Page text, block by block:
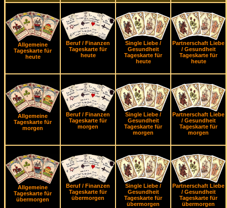
Allgemeine
Tageskarte für
heute
Beruf / Finanzen
Tageskarte für
heute
Single Liebe /
Gesundheit
Tageskarte für
heute
Partnerschaft Liebe
/ Gesundheit
Tageskarte für
heute
Allgemeine
Tageskarte für
morgen
Beruf / Finanzen
Tageskarte für
morgen
Single Liebe /
Gesundheit
Tageskarte für
morgen
Partnerschaft Liebe
/ Gesundheit
Tageskarte für
morgen
Allgemeine
Tageskarte für
übermorgen
Beruf / Finanzen
Tageskarte für
übermorgen
Single Liebe /
Gesundheit
Tageskarte für
übermorgen
Partnerschaft Liebe
/ Gesundheit
Tageskarte für
übermorgen